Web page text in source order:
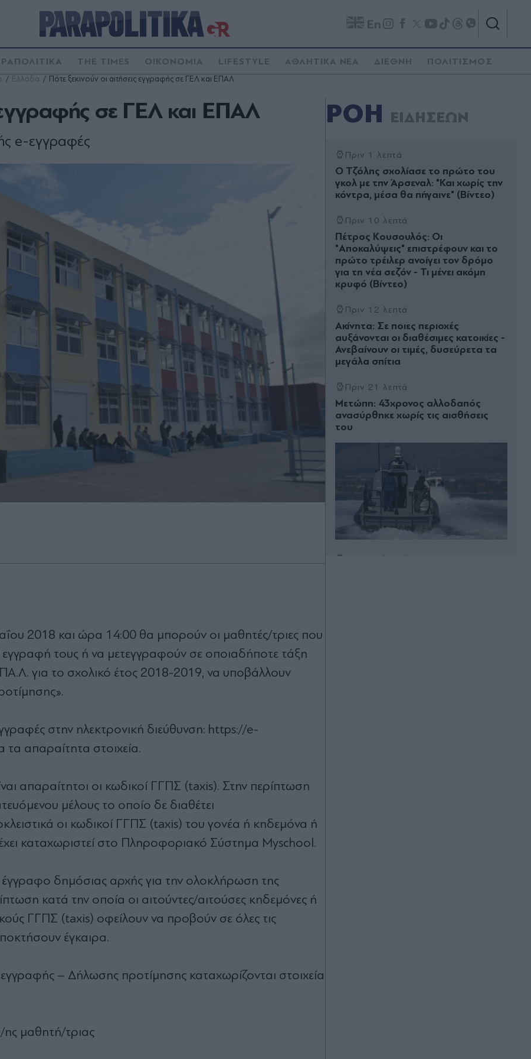
En
THE TIMES ΟΙΚΟΝΟΜΙΑ LIFESTYLE ΑΘΛΗΤΙΚΑ ΝΕΑ ΔΙΕΘΝΗ ΠΟΛΙΤΙΣΜΟΣ
Ελλάδα Πότε ξεκινούν οι αιτήσεις εγγραφής σε ΓΕΛ και ΕΠΑΛ
εγγραφής σε ΓΕΛ και ΕΠΑΛ
e-εγγραφές
2018 και ώρα 14:00 θα μπορούν οι μαθητές/τριες που
τους ή να μετεγγραφούν σε οποιαδήποτε τάξη
για το σχολικό έτος 2018-2019, να υποβάλλουν
στην ηλεκτρονική διεύθυνση: https://e-
απαραίτητα στοιχεία.
απαραίτητοι οι κωδικοί ΓΓΠΣ (taxis). Στην περίπτωση
μέλους το οποίο δε διαθέτει
οι κωδικοί ΓΓΠΣ (taxis) του γονέα ή κηδεμόνα ή
καταχωριστεί στο Πληροφοριακό Σύστημα Myschool.
έγγραφο δημόσιας αρχής για την ολοκλήρωση της
κατά την οποία οι αιτούντες/αιτούσες κηδεμόνες ή
ΓΓΠΣ (taxis) οφείλουν να προβούν σε όλες τις
έγκαιρα.
– Δήλωσης προτίμησης καταχωρίζονται στοιχεία
μαθητή/τριας
ΡΟΗ ΕΙΔΗΣΕΩΝ
Πριν 1 λεπτά
Ο Τζόλης σχολίασε το πρώτο του
γκολ με την Άρσεναλ: "Και χωρίς την
κόντρα, μέσα θα πήγαινε" (Βίντεο)
Πριν 10 λεπτά
Πέτρος Κουσουλός: Οι
"Αποκαλύψεις" επιστρέφουν και το
πρώτο τρέιλερ ανοίγει τον δρόμο
για τη νέα σεζόν - Τι μένει ακόμη
κρυφό (Βίντεο)
Πριν 12 λεπτά
Ακίνητα: Σε ποιες περιοχές
αυξάνονται οι διαθέσιμες κατοικίες -
Ανεβαίνουν οι τιμές, δυσεύρετα τα
μεγάλα σπίτια
Πριν 21 λεπτά
Μετώπη: 43χρονος αλλοδαπός
ανασύρθηκε χωρίς τις αισθήσεις
του
Πριν 30 λεπτά